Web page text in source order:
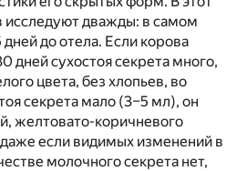
исследуют дважды: в самом
дней до отела. Если корова
дней сухостоя секрета много,
цвета, без хлопьев, во
секрета мало (3–5 мл), он
желтовато-коричневого
если видимых изменений в
молочного секрета нет,